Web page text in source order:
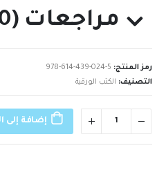
مراجعات (0)
رمز المنتج: 978-614-439-024-5
التصنيف: الكتب الورقية
إضافة إلى